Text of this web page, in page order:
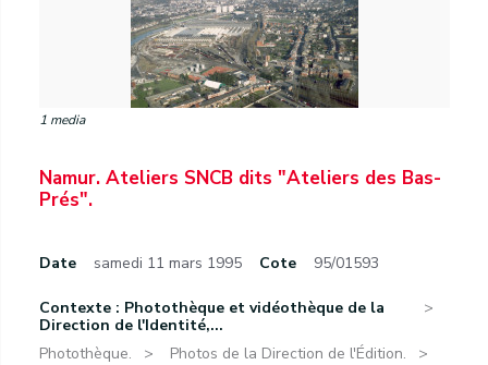
1 media
Namur. Ateliers SNCB dits "Ateliers des Bas-
Prés".
Date samedi 11 mars 1995 Cote 95/01593
Contexte : Photothèque et vidéothèque de la
Direction de l'Identité,...
Photothèque.
Photos de la Direction de l'Édition.